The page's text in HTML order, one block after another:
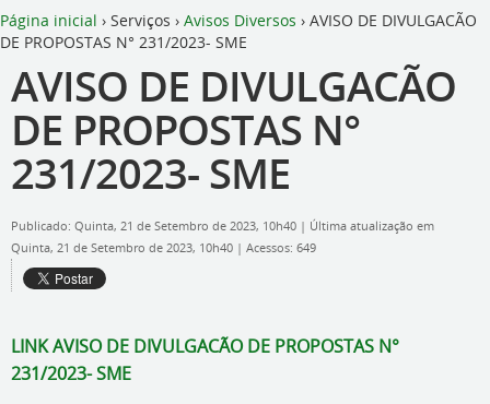
Página inicial › Serviços › Avisos Diversos › AVISO DE DIVULGACÃO
DE PROPOSTAS N° 231/2023- SME
AVISO DE DIVULGACÃO
DE PROPOSTAS N°
231/2023- SME
Publicado: Quinta, 21 de Setembro de 2023, 10h40 | Última atualização em
Quinta, 21 de Setembro de 2023, 10h40 | Acessos: 649
LINK AVISO DE DIVULGACÃO DE PROPOSTAS N°
231/2023- SME